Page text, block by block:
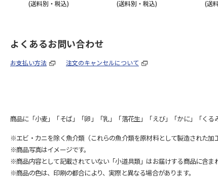
(送料別・税込) (送料別・税込) (送
よくあるお問い合わせ
お支払い方法 注文のキャンセルについて
商品に「小麦」「そば」「卵」「乳」「落花生」「えび」「かに」「くる
※エビ・カニを除く魚介類（これらの魚介類を原材料として製造された加
※商品写真はイメージです。
※商品内容として記載されていない「小道具類」はお届けする商品に含ま
※商品の色は、印刷の都合により、実際と異なる場合があります。